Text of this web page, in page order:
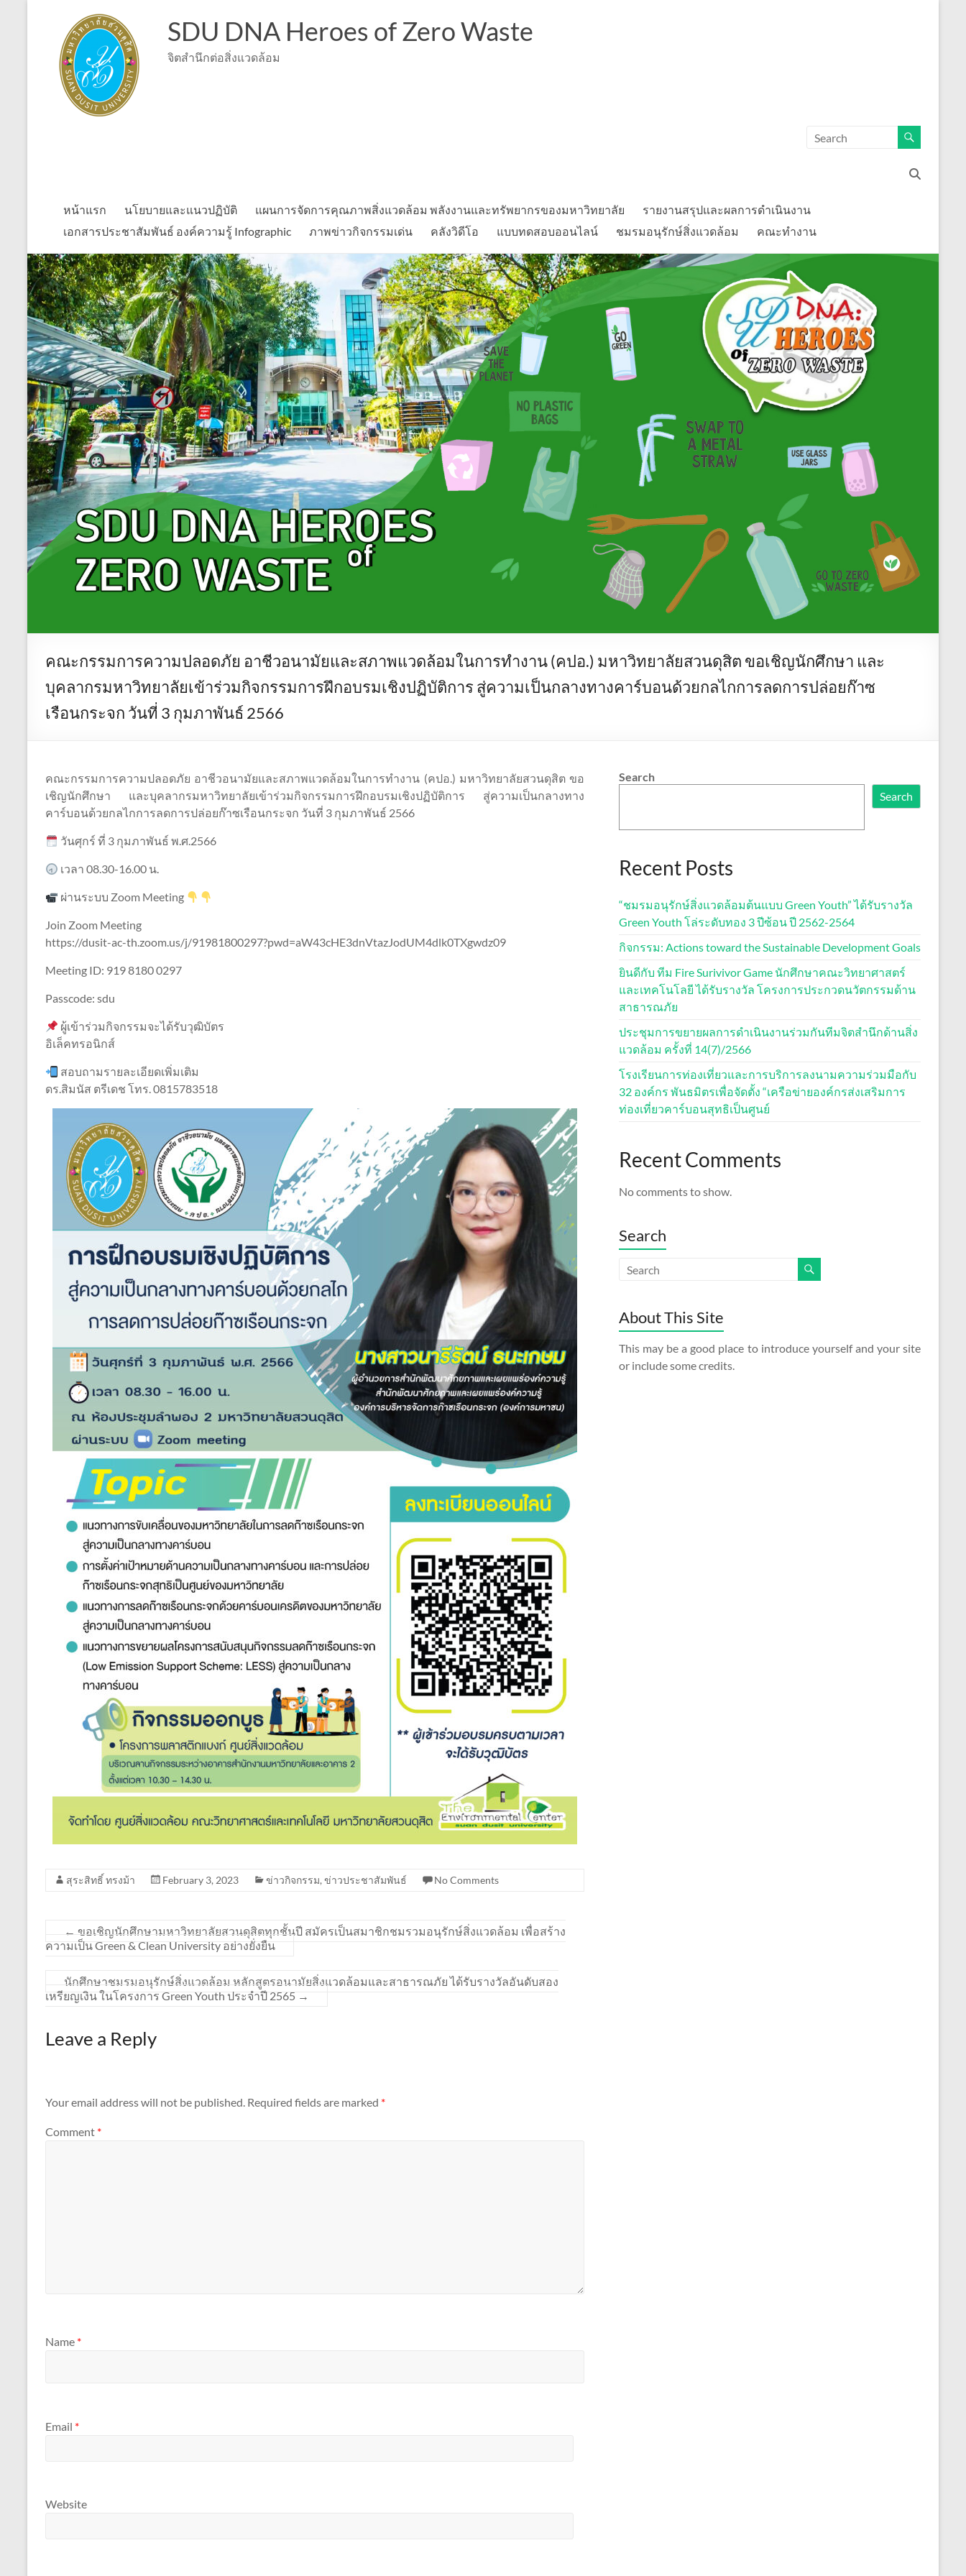
content
SDU DNA Heroes of Zero Waste
จิตสำนึกต่อสิ่งแวดล้อม
หน้าแรก นโยบายและแนวปฏิบัติ แผนการจัดการคุณภาพสิ่งแวดล้อม พลังงานและทรัพยากรของมหาวิทยาลัย
รายงานสรุปและผลการดำเนินงาน
เอกสารประชาสัมพันธ์ องค์ความรู้ Infographic
ภาพข่าวกิจกรรมเด่น คลังวิดีโอ แบบทดสอบออนไลน์ ชมรมอนุรักษ์สิ่งแวดล้อม คณะทำงาน
คณะกรรมการความปลอดภัย อาชีวอนามัยและสภาพแวดล้อมในการทำงาน (คปอ.) มหาวิทยาลัยสวนดุสิต ขอเชิญนักศึกษา และ
บุคลากรมหาวิทยาลัยเข้าร่วมกิจกรรมการฝึกอบรมเชิงปฏิบัติการ สู่ความเป็นกลางทางคาร์บอนด้วยกลไกการลดการปล่อยก๊าซ
เรือนกระจก วันที่ 3 กุมภาพันธ์ 2566
คณะกรรมการความปลอดภัย อาชีวอนามัยและสภาพแวดล้อมในการทำงาน (คปอ.) มหาวิทยาลัยสวนดุสิต ขอ
เชิญนักศึกษา และบุคลากรมหาวิทยาลัยเข้าร่วมกิจกรรมการฝึกอบรมเชิงปฏิบัติการ สู่ความเป็นกลางทาง
คาร์บอนด้วยกลไกการลดการปล่อยก๊าซเรือนกระจก วันที่ 3 กุมภาพันธ์ 2566
วันศุกร์ ที่ 3 กุมภาพันธ์ พ.ศ.2566
เวลา 08.30-16.00 น.
ผ่านระบบ Zoom Meeting
Join Zoom Meeting
https://dusit-ac-th.zoom.us/j/91981800297?pwd=aW43cHE3dnVtazJodUM4dlk0TXgwdz09
Meeting ID: 919 8180 0297
Passcode: sdu
ผู้เข้าร่วมกิจกรรมจะได้รับวุฒิบัตร
อิเล็คทรอนิกส์
สอบถามรายละเอียดเพิ่มเติม
ดร.สิมนัส ตรีเดช โทร. 0815783518
สุระสิทธิ์ ทรงม้า February 3, 2023 ข่าวกิจกรรม, ข่าวประชาสัมพันธ์ No Comments
← ขอเชิญนักศึกษามหาวิทยาลัยสวนดุสิตทุกชั้นปี สมัครเป็นสมาชิกชมรวมอนุรักษ์สิ่งแวดล้อม เพื่อสร้าง
ความเป็น Green & Clean University อย่างยั่งยืน
นักศึกษาชมรมอนุรักษ์สิ่งแวดล้อม หลักสูตรอนามัยสิ่งแวดล้อมและสาธารณภัย ได้รับรางวัลอันดับสอง
เหรียญเงิน ในโครงการ Green Youth ประจำปี 2565 →
Leave a Reply
Your email address will not be published. Required fields are marked *
Comment *
Name *
Email *
Website
Search
Search
Recent Posts
“ชมรมอนุรักษ์สิ่งแวดล้อมต้นแบบ Green Youth” ได้รับรางวัล
Green Youth โล่ระดับทอง 3 ปีซ้อน ปี 2562-2564
กิจกรรม: Actions toward the Sustainable Development Goals
ยินดีกับ ทีม Fire Surivivor Game นักศึกษาคณะวิทยาศาสตร์
และเทคโนโลยี ได้รับรางวัล โครงการประกวดนวัตกรรมด้าน
สาธารณภัย
ประชุมการขยายผลการดำเนินงานร่วมกันทีมจิตสำนึกด้านสิ่ง
แวดล้อม ครั้งที่ 14(7)/2566
โรงเรียนการท่องเที่ยวและการบริการลงนามความร่วมมือกับ
32 องค์กร พันธมิตรเพื่อจัดตั้ง “เครือข่ายองค์กรส่งเสริมการ
ท่องเที่ยวคาร์บอนสุทธิเป็นศูนย์
Recent Comments
No comments to show.
Search
About This Site
This may be a good place to introduce yourself and your site
or include some credits.